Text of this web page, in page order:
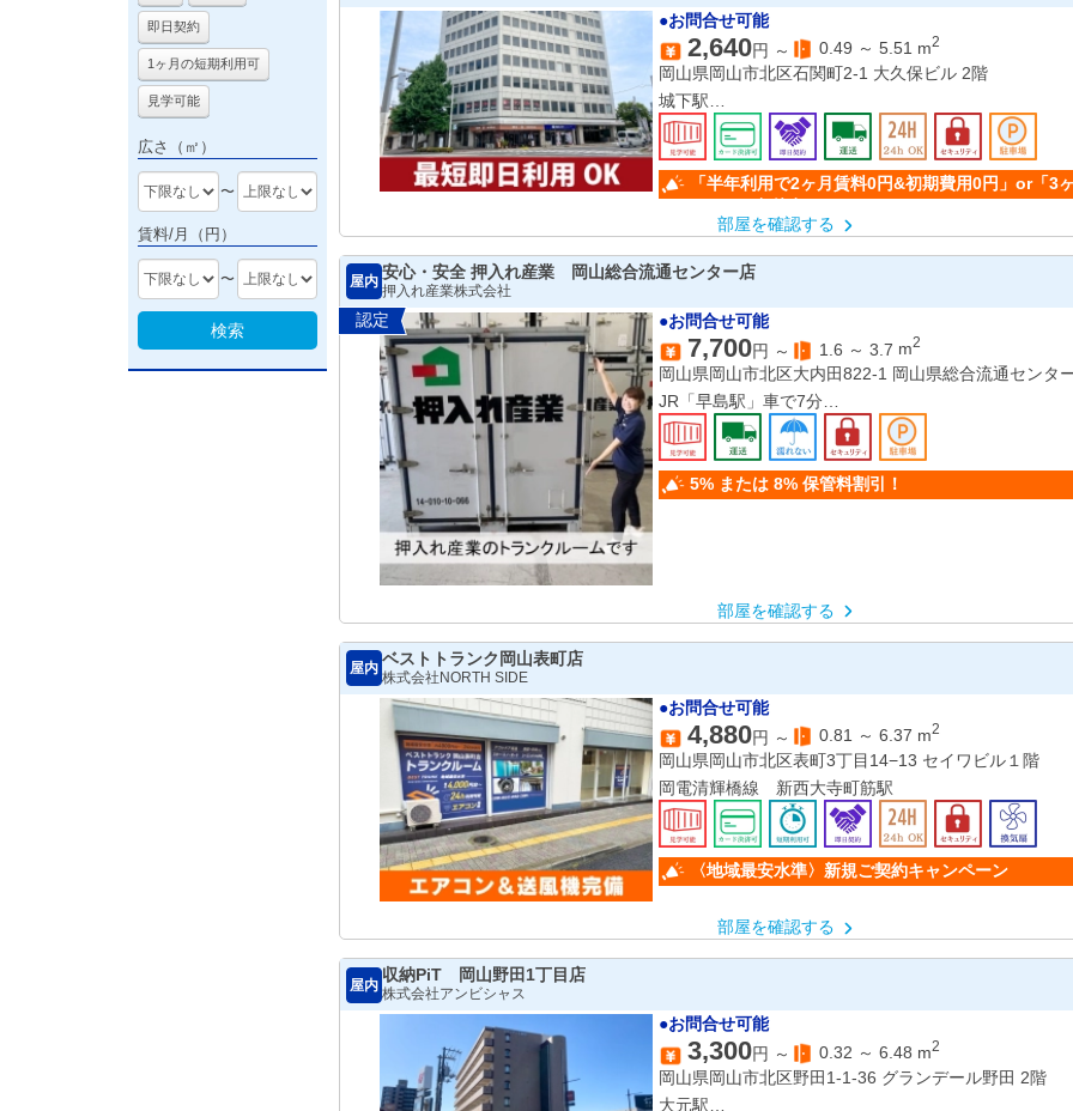
即日契約
1ヶ月の短期利用可
見学可能
広さ（㎡）
〜
賃料/月（円）
〜
検索
●お問合せ可能
2,640円 ～ 0.49 ～ 5.51 m2
岡山県岡山市北区石関町2-1 大久保ビル 2階
城下駅
岡山駅
「半年利用で2ヶ月賃料0円&初期費用0円」or「3
部屋を確認する
屋内
安心・安全 押入れ産業 岡山総合流通センター店
押入れ産業株式会社
認定 ●お問合せ可能
7,700円 ～ 1.6 ～ 3.7 m2
岡山県岡山市北区大内田822-1 岡山県総合流通センタ
JR「早島駅」車で7分
JR「備中箕島駅」車で8分
JR「庭瀬駅」車で12分
5% または 8% 保管料割引！
部屋を確認する
屋内
ベストトランク岡山表町店
株式会社NORTH SIDE
●お問合せ可能
4,880円 ～ 0.81 ～ 6.37 m2
岡山県岡山市北区表町3丁目14−13 セイワビル１階
岡電清輝橋線 新西大寺町筋駅
〈地域最安水準〉新規ご契約キャンペーン
部屋を確認する
屋内
収納PiT 岡山野田1丁目店
株式会社アンビシャス
●お問合せ可能
3,300円 ～ 0.32 ～ 6.48 m2
岡山県岡山市北区野田1-1-36 グランデール野田 2階
大元駅